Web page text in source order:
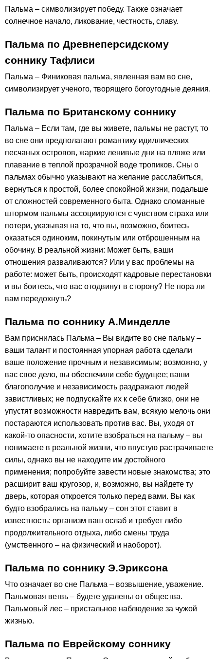
Пальма – символизирует победу. Также означает
солнечное начало, ликование, честность, славу.
Пальма по Древнеперсидскому
соннику Тафлиси
Пальма – Финиковая пальма, явленная вам во сне,
символизирует ученого, творящего богоугодные деяния.
Пальма по Британскому соннику
Пальма – Если там, где вы живете, пальмы не растут, то
во сне они предполагают романтику идиллических
песчаных островов, жаркие ленивые дни на пляже или
плавание в теплой прозрачной воде тропиков. Сны о
пальмах обычно указывают на желание расслабиться,
вернуться к простой, более спокойной жизни, подальше
от сложностей современного быта. Однако сломанные
штормом пальмы ассоциируются с чувством страха или
потери, указывая на то, что вы, возможно, боитесь
оказаться одиноким, покинутым или отброшенным на
обочину. В реальной жизни: Может быть, ваши
отношения разваливаются? Или у вас проблемы на
работе: может быть, происходят кадровые перестановки
и вы боитесь, что вас отодвинут в сторону? Не пора ли
вам передохнуть?
Пальма по соннику А.Минделле
Вам приснилась Пальма – Вы видите во сне пальму –
ваши талант и постоянная упорная работа сделали
ваше положение прочным и независимым; возможно, у
вас свое дело, вы обеспечили себе будущее; ваши
благополучие и независимость раздражают людей
завистливых; не подпускайте их к себе близко, они не
упустят возможности навредить вам, всякую мелочь они
постараются использовать против вас. Вы, уходя от
какой-то опасности, хотите взобраться на пальму – вы
понимаете в реальной жизни, что впустую растрачиваете
силы, однако вы не находите им достойного
применения; попробуйте завести новые знакомства; это
расширит ваш кругозор, и, возможно, вы найдете ту
дверь, которая откроется только перед вами. Вы как
будто взобрались на пальму – сон этот ставит в
известность: организм ваш ослаб и требует либо
продолжительного отдыха, либо смены труда
(умственного – на физический и наоборот).
Пальма по соннику Э.Эриксона
Что означает во сне Пальма – возвышение, уважение.
Пальмовая ветвь – будете удалены от общества.
Пальмовый лес – пристальное наблюдение за чужой
жизнью.
Пальма по Еврейскому соннику